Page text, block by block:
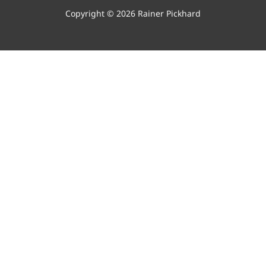
Copyright © 2026 Rainer Pickhard